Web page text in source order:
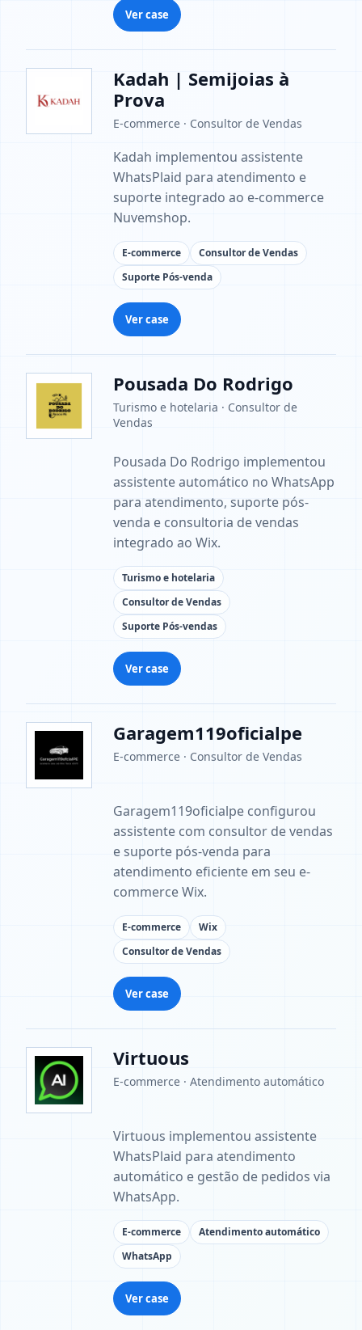
Ver case
Kadah | Semijoias à
Prova
E-commerce · Consultor de Vendas
Kadah implementou assistente
WhatsPlaid para atendimento e
suporte integrado ao e-commerce
Nuvemshop.
E-commerce
Consultor de Vendas
Suporte Pós-venda
Ver case
Pousada Do Rodrigo
Turismo e hotelaria · Consultor de
Vendas
Pousada Do Rodrigo implementou
assistente automático no WhatsApp
para atendimento, suporte pós-
venda e consultoria de vendas
integrado ao Wix.
Turismo e hotelaria
Consultor de Vendas
Suporte Pós-vendas
Ver case
Garagem119oficialpe
E-commerce · Consultor de Vendas
Garagem119oficialpe configurou
assistente com consultor de vendas
e suporte pós-venda para
atendimento eficiente em seu e-
commerce Wix.
E-commerce
Wix
Consultor de Vendas
Ver case
Virtuous
E-commerce · Atendimento automático
Virtuous implementou assistente
WhatsPlaid para atendimento
automático e gestão de pedidos via
WhatsApp.
E-commerce
Atendimento automático
WhatsApp
Ver case